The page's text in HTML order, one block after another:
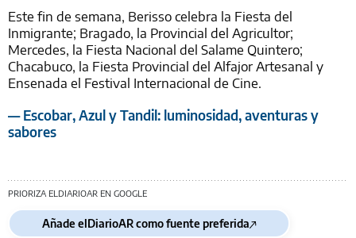
Este fin de semana, Berisso celebra la Fiesta del
Inmigrante; Bragado, la Provincial del Agricultor;
Mercedes, la Fiesta Nacional del Salame Quintero;
Chacabuco, la Fiesta Provincial del Alfajor Artesanal y
Ensenada el Festival Internacional de Cine.
— Escobar, Azul y Tandil: luminosidad, aventuras y
sabores
PRIORIZA ELDIARIOAR EN GOOGLE
Añade elDiarioAR como fuente preferida